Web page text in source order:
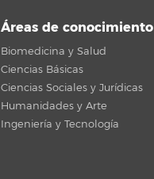
Áreas de conocimiento
Biomedicina y Salud
Ciencias Básicas
Ciencias Sociales y Jurídicas
Humanidades y Arte
Ingeniería y Tecnología